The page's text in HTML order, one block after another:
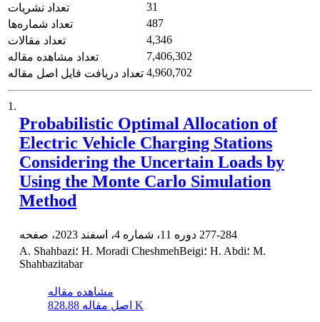
تعداد نشریات
31
تعداد شماره‌ها
487
تعداد مقالات
4,346
تعداد مشاهده مقاله
7,406,302
تعداد دریافت فایل اصل مقاله 4,960,702
1.
Probabilistic Optimal Allocation of
Electric Vehicle Charging Stations
Considering the Uncertain Loads by
Using the Monte Carlo Simulation
Method
277-284
A. Shahbazi؛ H. Moradi CheshmehBeigi؛ H. Abdi؛ M.
Shahbazitabar
مشاهده مقاله
اصل مقاله 828.88 K